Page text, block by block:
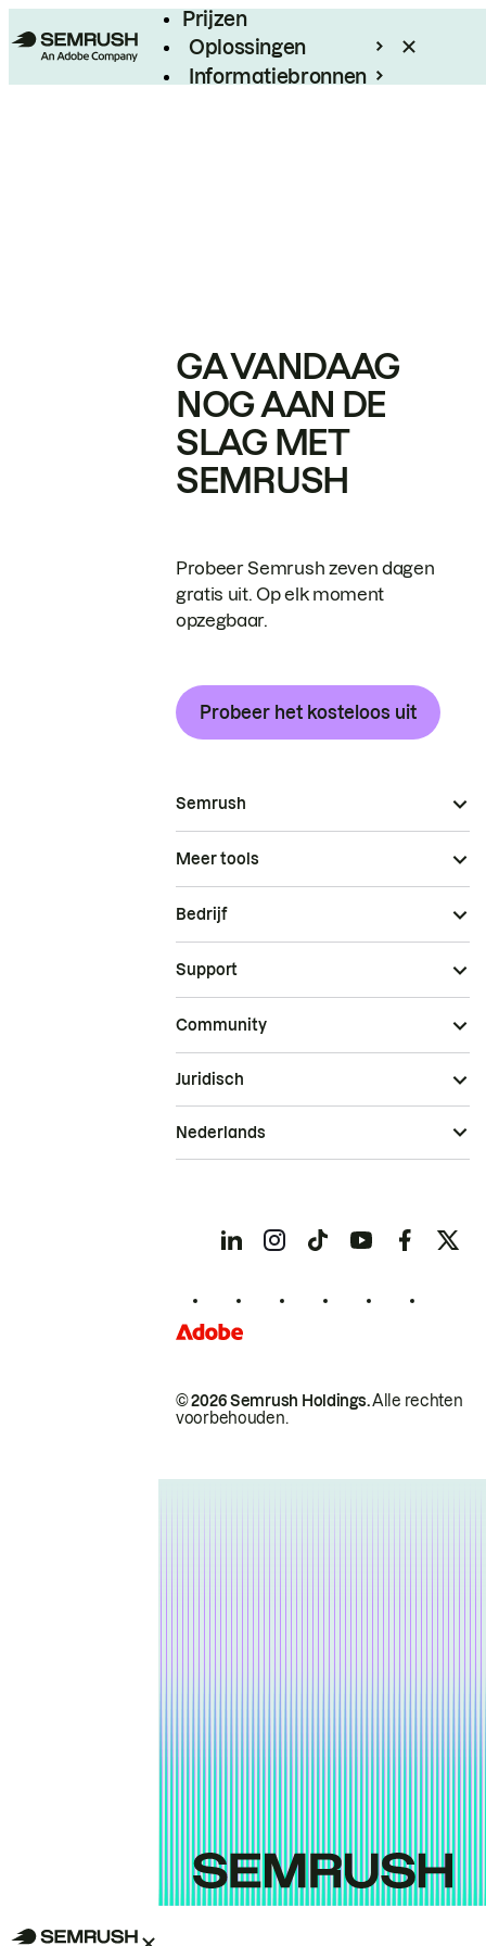
Prijzen
Oplossingen
Informatiebronnen
GA VANDAAG
NOG AAN DE
SLAG MET
SEMRUSH
Probeer Semrush zeven dagen
gratis uit. Op elk moment
opzegbaar.
Probeer het kosteloos uit
Semrush
Meer tools
Bedrijf
Support
Community
© 2026 Semrush Holdings.Alle rechten
voorbehouden.
Juridisch
Nederlands